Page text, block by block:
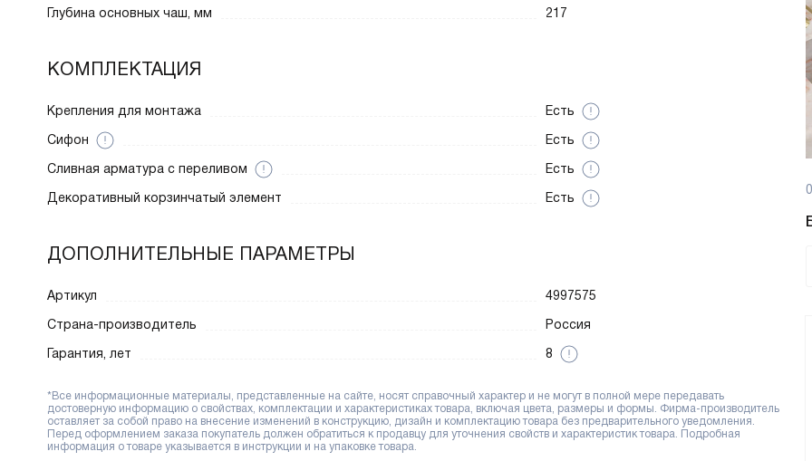
Глубина основных чаш, мм
217
КОМПЛЕКТАЦИЯ
Крепления для монтажа
Есть
Сифон
Есть
Cливная арматура с переливом
Есть
Декоративный корзинчатый элемент
Есть
ДОПОЛНИТЕЛЬНЫЕ ПАРАМЕТРЫ
Артикул
4997575
Страна-производитель
Россия
Гарантия, лет
8
*Все информационные материалы, представленные на сайте, носят справочный характер и не могут в полной мере передавать
достоверную информацию о свойствах, комплектации и характеристиках товара, включая цвета, размеры и формы. Фирма-производитель
оставляет за собой право на внесение изменений в конструкцию, дизайн и комплектацию товара без предварительного уведомления.
Перед оформлением заказа покупатель должен обратиться к продавцу для уточнения свойств и характеристик товара. Подробная
информация о товаре указывается в инструкции и на упаковке товара.